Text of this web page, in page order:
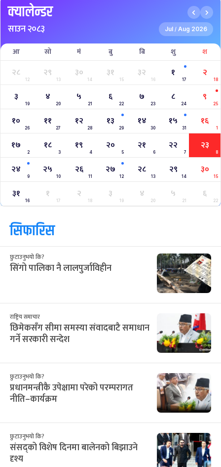
क्यालेन्डर
साउन २०८३ Jul / Aug 2026
आ सो मं बु बि शु श
२८
12
२९
13
३०
14
३१
15
३२
16
१
17
२
18
३
19
४
20
५
21
६
22
७
23
८
24
९
25
१०
26
११
27
१२
28
१३
29
१४
30
१५
31
१६
1
१७
2
१८
3
१९
4
२०
5
२१
6
२२
7
२३
8
२४
9
२५
10
२६
11
२७
12
२८
13
२९
14
३०
15
३१
16
१
17
२
18
३
19
४
20
५
21
६
22
सिफारिस
छुटाउनुभयो कि?
सिंगो पालिका नै लालपुर्जाविहीन
राष्ट्रिय समाचार
छिमेकसँग सीमा समस्या संवादबाटै समाधान
गर्ने सरकारी सन्देश
छुटाउनुभयो कि?
प्रधानमन्त्रीकै उपेक्षामा परेको परम्परागत
नीति–कार्यक्रम
छुटाउनुभयो कि?
संसद्को विशेष दिनमा बालेनको बिझाउने
दृश्य